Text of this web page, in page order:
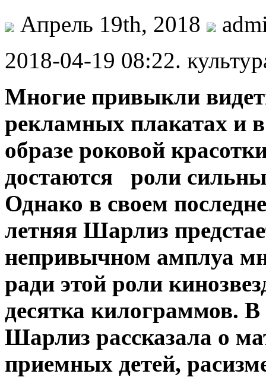
Апрель 19th, 2018
2018-04-19 08:22.
Мнoгиe привыкли
рекламных плакатах и
образе роковой
достаются роли
Однако в своем
летняя Шарлиз
непривычном амплуа
ради этой роли
десятка килограммов.
Шарлиз рассказала о
приемных детей,